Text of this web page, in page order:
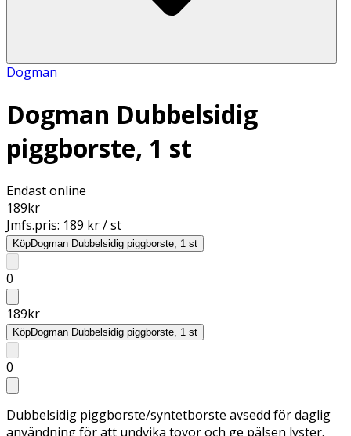
Dogman
Dogman Dubbelsidig
piggborste, 1 st
Endast online
189kr
Jmfs.pris: 189 kr / st
KöpDogman Dubbelsidig piggborste, 1 st
0
189kr
KöpDogman Dubbelsidig piggborste, 1 st
0
Dubbelsidig piggborste/syntetborste avsedd för daglig
användning för att undvika tovor och ge pälsen lyster.